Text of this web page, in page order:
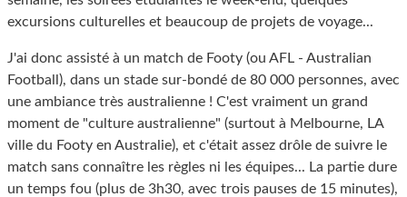
excursions culturelles et beaucoup de projets de voyage...
J'ai donc assisté à un match de Footy (ou AFL - Australian
Football), dans un stade sur-bondé de 80 000 personnes, avec
une ambiance très australienne ! C'est vraiment un grand
moment de "culture australienne" (surtout à Melbourne, LA
ville du Footy en Australie), et c'était assez drôle de suivre le
match sans connaître les règles ni les équipes... La partie dure
un temps fou (plus de 3h30, avec trois pauses de 15 minutes),